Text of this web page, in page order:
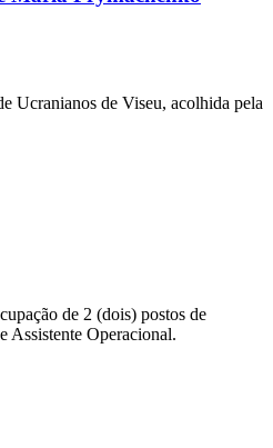
Ucranianos de Viseu, acolhida pela
de 2 (dois) postos de
Assistente Operacional.